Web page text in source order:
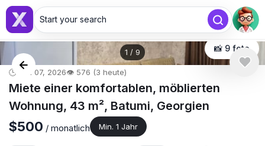
Start your search
1 / 9 📸 9 foto
🕒 Mai 07, 2026👁️ 576 (3 heute)
Miete einer komfortablen, möblierten
Wohnung, 43 m², Batumi, Georgien
$500 / monatlich Min. 1 Jahr